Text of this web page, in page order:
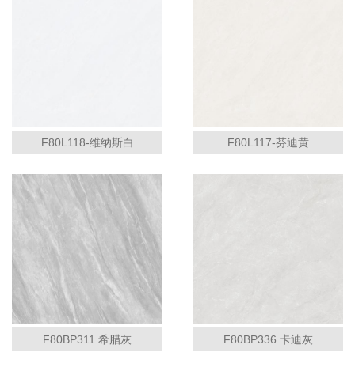
F80L118-维纳斯白 F80L117-芬迪黄
F80BP311 希腊灰 F80BP336 卡迪灰